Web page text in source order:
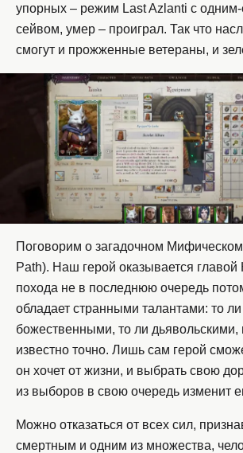
упорных – режим Last Azlanti с
сейвом, умер – проиграл. Так что
смогут и прожженные ветераны, и
Поговорим о загадочном
Path). Наш герой оказывается главой
похода не в последнюю очередь
обладает странными талантами: то ли
божественными, то ли дьявольскими,
известно точно. Лишь сам герой
он хочет от жизни, и выбрать свою
из выборов в свою очередь изменит
Можно отказаться от всех сил,
смертным и одним из множества,